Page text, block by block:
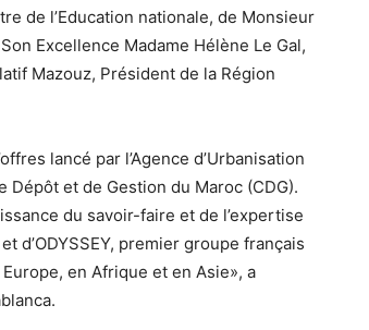
de l’Education nationale, de Monsieur
Excellence Madame Hélène Le Gal,
Mazouz, Président de la Région
lancé par l’Agence d’Urbanisation
Dépôt et de Gestion du Maroc (CDG).
du savoir-faire et de l’expertise
d’ODYSSEY, premier groupe français
en Afrique et en Asie», a